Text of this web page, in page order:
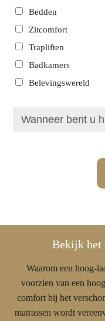
Bedden
Zitcomfort
Trapliften
Badkamers
Belevingswereld
Bekijk het
Waarom een hoog-
voorzien van een
comfort bij het
matrassen wordt